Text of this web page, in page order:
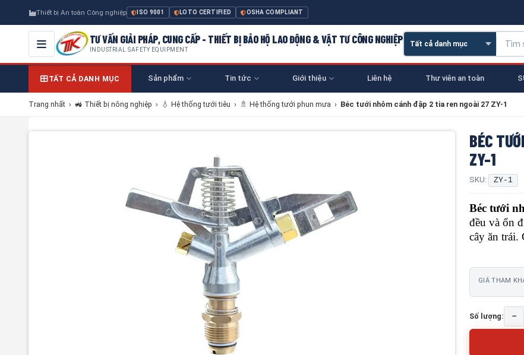
Thiết bị An toàn Công nghiệp ISO 9001 LOTO CERTIFIED OSHA COMPLIANT
TƯ VẤN GIẢI PHÁP, CUNG CẤP - THIẾT BỊ BẢO HỘ LAO ĐỘNG & VẬT TƯ CÔNG NGHIỆP
INDUSTRIAL SAFETY EQUIPMENT
TẤT CẢ DANH MỤC Sản phẩm Tin tức Giới thiệu Liên hệ Thư viên an toàn
Trang nhất › 🚜 Thiết bị nông nghiệp › 💧 Hệ thống tưới tiêu › 🚿 Hệ thống tưới phun mưa › Béc tưới nhôm cánh đập 2 tia ren ngoài 27 ZY-1
BÉC
ZY-1
SKU: ZY-1
Béc tưới
đều và ổn
cây ăn trái.
GIÁ THAM
Số lượng: −